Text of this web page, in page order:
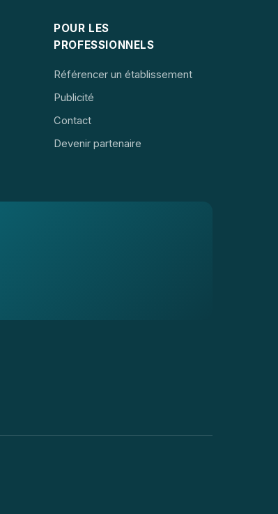
POUR LES
PROFESSIONNELS
Référencer un établissement
Publicité
Contact
Devenir partenaire